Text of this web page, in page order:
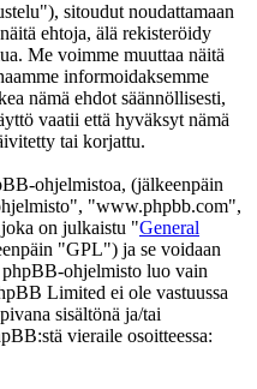
sitoudut noudattamaan
ehtoja, älä rekisteröidy
Me voimme muuttaa näitä
informoidaksemme
nämä ehdot säännöllisesti,
vaatii että hyväksyt nämä
tai korjattu.
ohjelmistoa, (jälkeenpäin
"www.phpbb.com",
on julkaistu "General
"GPL") ja se voidaan
phpBB-ohjelmisto luo vain
Limited ei ole vastuussa
sisältönä ja/tai
vieraile osoitteessa: